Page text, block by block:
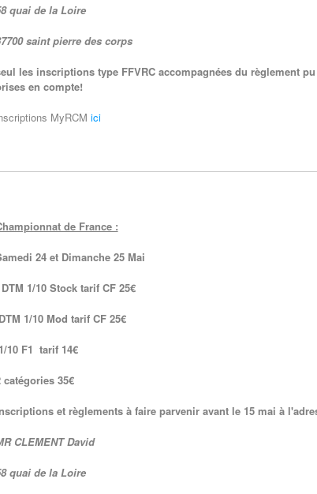
quai de la Loire
saint pierre des corps
les inscriptions type FFVRC accompagnées du règlement
en compte!
MyRCM ici
de France :
24 et Dimanche 25 Mai
1/10 Stock tarif CF 25€
1/10 Mod tarif CF 25€
10 F1 tarif 14€
catégories 35€
et règlements à faire parvenir avant le 15 mai à
CLEMENT David
quai de la Loire